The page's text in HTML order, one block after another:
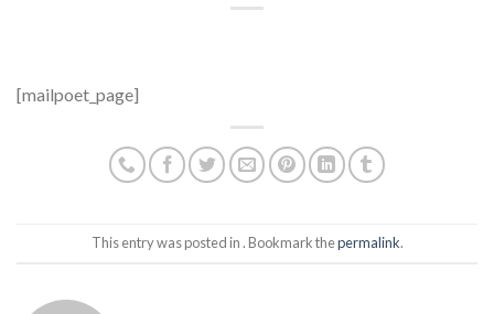
[mailpoet_page]
This entry was posted in . Bookmark thepermalink.